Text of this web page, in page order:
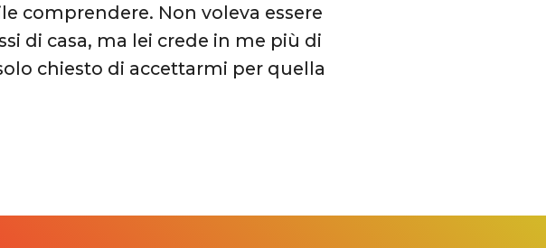
comprendere. Non voleva essere
di casa, ma lei crede in me più di
chiesto di accettarmi per quella